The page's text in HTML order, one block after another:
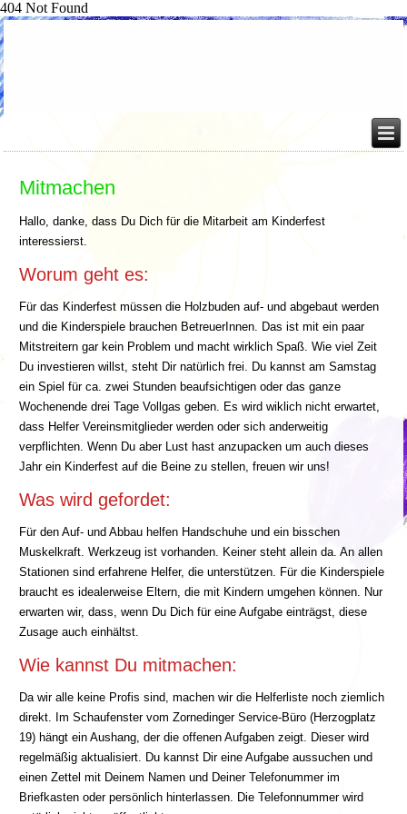
404 Not Found
Mitmachen
Hallo, danke, dass Du Dich für die Mitarbeit am Kinderfest
interessierst.
Worum geht es:
Für das Kinderfest müssen die Holzbuden auf- und abgebaut werden
und die Kinderspiele brauchen BetreuerInnen. Das ist mit ein paar
Mitstreitern gar kein Problem und macht wirklich Spaß. Wie viel Zeit
Du investieren willst, steht Dir natürlich frei. Du kannst am Samstag
ein Spiel für ca. zwei Stunden beaufsichtigen oder das ganze
Wochenende drei Tage Vollgas geben. Es wird wiklich nicht erwartet,
dass Helfer Vereinsmitglieder werden oder sich anderweitig
verpflichten. Wenn Du aber Lust hast anzupacken um auch dieses
Jahr ein Kinderfest auf die Beine zu stellen, freuen wir uns!
Was wird gefordet:
Für den Auf- und Abbau helfen Handschuhe und ein bisschen
Muskelkraft. Werkzeug ist vorhanden. Keiner steht allein da. An allen
Stationen sind erfahrene Helfer, die unterstützen. Für die Kinderspiele
braucht es idealerweise Eltern, die mit Kindern umgehen können. Nur
erwarten wir, dass, wenn Du Dich für eine Aufgabe einträgst, diese
Zusage auch einhältst.
Wie kannst Du mitmachen:
Da wir alle keine Profis sind, machen wir die Helferliste noch ziemlich
direkt. Im Schaufenster vom Zornedinger Service-Büro (Herzogplatz
19) hängt ein Aushang, der die offenen Aufgaben zeigt. Dieser wird
regelmäßig aktualisiert. Du kannst Dir eine Aufgabe aussuchen und
einen Zettel mit Deinem Namen und Deiner Telefonummer im
Briefkasten oder persönlich hinterlassen. Die Telefonnummer wird